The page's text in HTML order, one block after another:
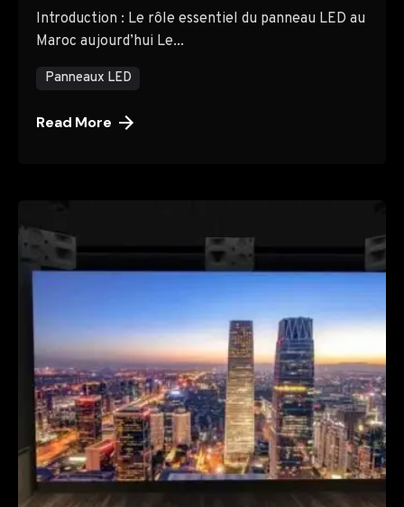
Introduction : Le rôle essentiel du panneau LED au
Maroc aujourd’hui Le...
Panneaux LED
Read More